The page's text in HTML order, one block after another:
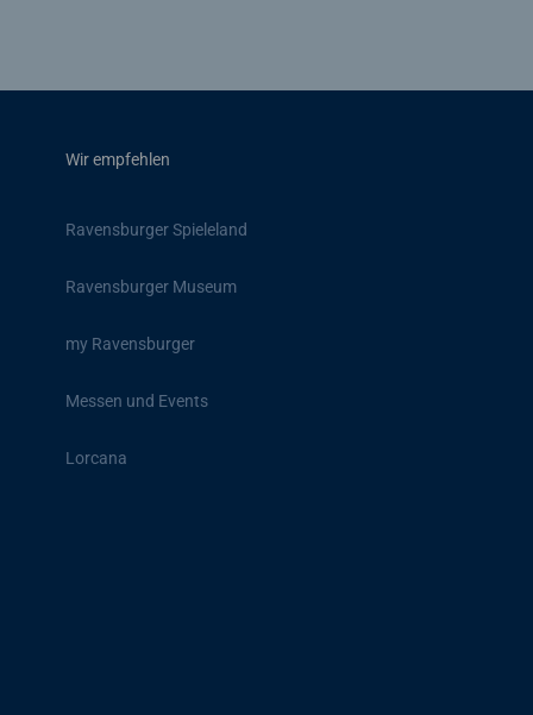
Wir empfehlen
Ravensburger Spieleland
Ravensburger Museum
my Ravensburger
Messen und Events
Lorcana